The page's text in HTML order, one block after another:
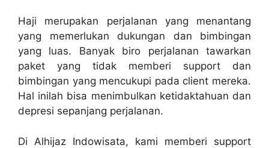
Haji merupakan perjalanan yang menantang
yang memerlukan dukungan dan bimbingan
yang luas. Banyak biro perjalanan tawarkan
paket yang tidak memberi support dan
bimbingan yang mencukupi pada client mereka.
Hal inilah bisa menimbulkan ketidaktahuan dan
depresi sepanjang perjalanan.
Di Alhijaz Indowisata, kami memberi support